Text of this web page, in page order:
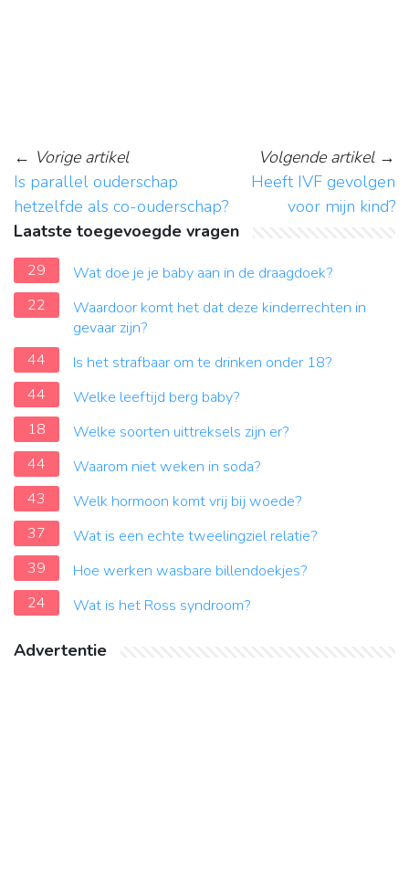
← Vorige artikel
Is parallel ouderschap
hetzelfde als co-ouderschap?
Volgende artikel→
Heeft IVF gevolgen
voor mijn kind?
Laatste toegevoegde vragen
29
Wat doe je je baby aan in de draagdoek?
22
Waardoor komt het dat deze kinderrechten in
gevaar zijn?
44
Is het strafbaar om te drinken onder 18?
44
Welke leeftijd berg baby?
18
Welke soorten uittreksels zijn er?
44
Waarom niet weken in soda?
43
Welk hormoon komt vrij bij woede?
37
Wat is een echte tweelingziel relatie?
39
Hoe werken wasbare billendoekjes?
24
Wat is het Ross syndroom?
Advertentie